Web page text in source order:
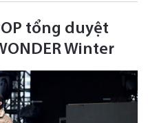
tổng duyệt
Winter